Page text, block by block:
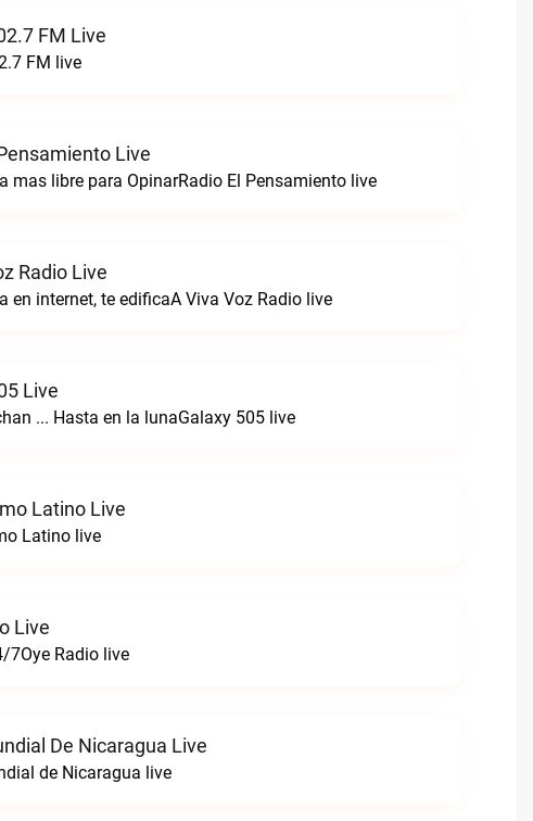
FM Live
FM live
Live
mas libre para OpinarRadio El Pensamiento live
Radio Live
en internet, te edificaA Viva Voz Radio live
Live
... Hasta en la lunaGalaxy 505 live
Latino Live
Latino live
Live
7Oye Radio live
De Nicaragua Live
de Nicaragua live